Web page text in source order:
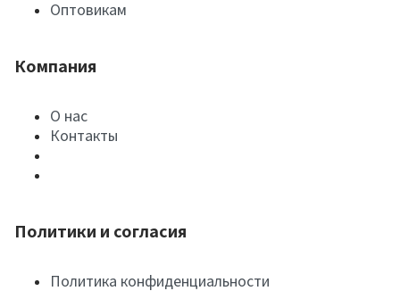
Оптовикам
Компания
О нас
Контакты
Политики и согласия
Политика конфиденциальности